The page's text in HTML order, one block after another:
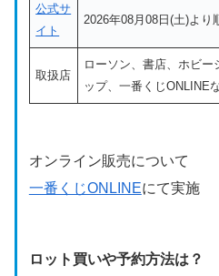
公式サ
イト
2026年08月08日(土)より
取扱店
ローソン、書店、ホビー
ップ、一番くじONLINE
オンライン販売について
一番くじONLINEにて実施
ロット買いや予約方法は？